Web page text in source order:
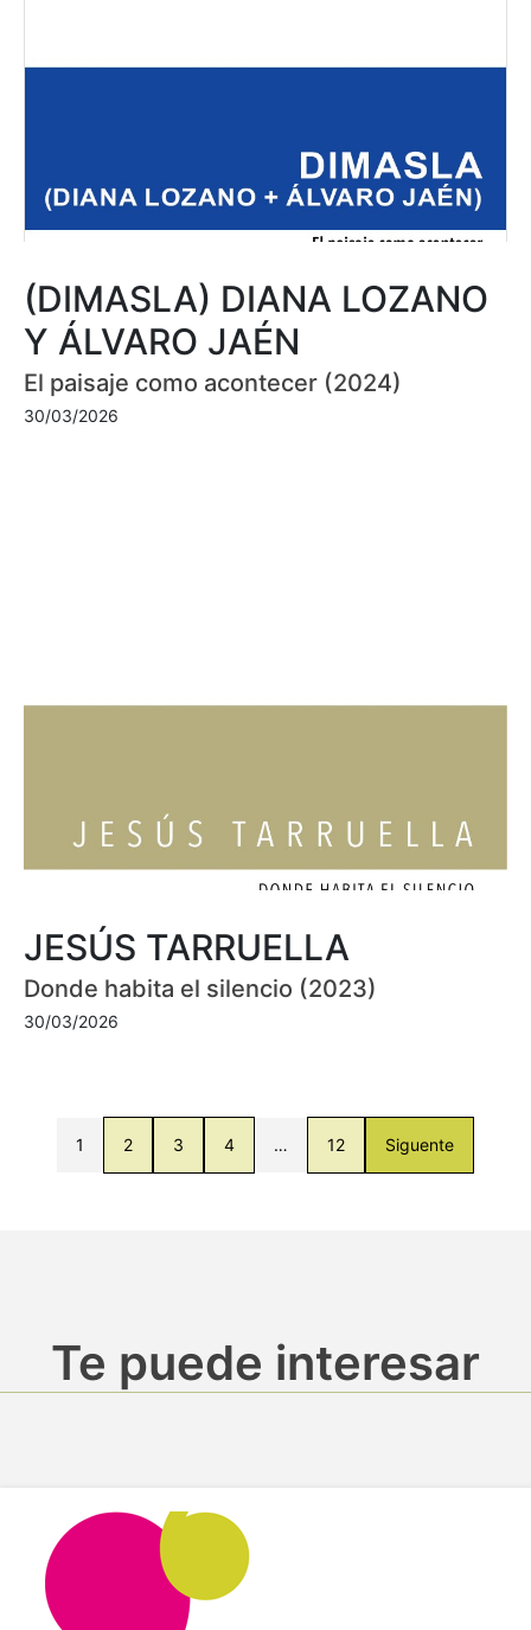
(DIMASLA) DIANA LOZANO
Y ÁLVARO JAÉN
El paisaje como acontecer (2024)
30/03/2026
JESÚS TARRUELLA
Donde habita el silencio (2023)
30/03/2026
1 2 3 4 … 12 Siguente
Te puede interesar